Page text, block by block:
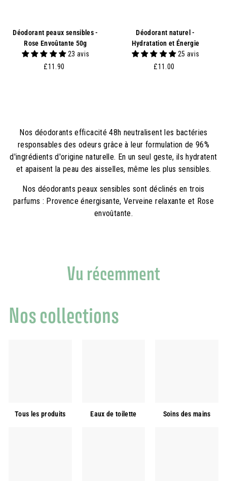
Déodorant peaux sensibles -
Rose Envoûtante 50g
23 avis
£11.90
Déodorant naturel -
Hydratation et Énergie
25 avis
£11.00
Nos déodorants efficacité 48h neutralisent les bactéries
responsables des odeurs grâce à leur formulation de 96%
d'ingrédients d'origine naturelle. En un seul geste, ils hydratent
et apaisent la peau des aisselles, même les plus sensibles.
Nos déodorants peaux sensibles sont déclinés en trois
parfums : Provence énergisante, Verveine relaxante et Rose
envoûtante.
Vu récemment
Nos collections
Tous les produits Eaux de toilette Soins des mains